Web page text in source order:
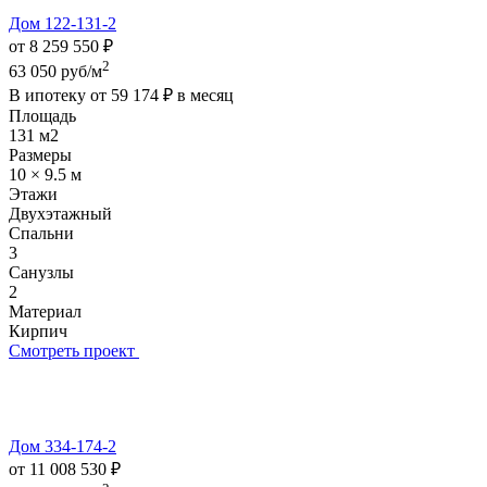
Дом 122-131-2
от 8 259 550 ₽
63 050 руб/м2
В ипотеку от 59 174 ₽ в месяц
Площадь
131 м2
Размеры
10 × 9.5 м
Этажи
Двухэтажный
Спальни
3
Санузлы
2
Материал
Кирпич
Смотреть проект
Дом 334-174-2
от 11 008 530 ₽